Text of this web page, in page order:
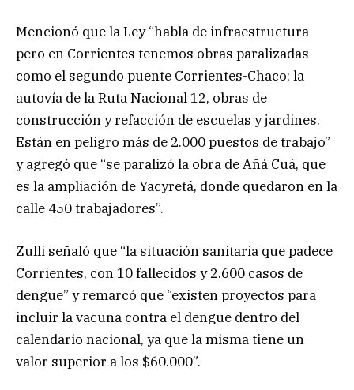
Mencionó que la Ley “habla de infraestructura
pero en Corrientes tenemos obras paralizadas
como el segundo puente Corrientes-Chaco; la
autovía de la Ruta Nacional 12, obras de
construcción y refacción de escuelas y jardines.
Están en peligro más de 2.000 puestos de trabajo”
y agregó que “se paralizó la obra de Añá Cuá, que
es la ampliación de Yacyretá, donde quedaron en la
calle 450 trabajadores”.
Zulli señaló que “la situación sanitaria que padece
Corrientes, con 10 fallecidos y 2.600 casos de
dengue” y remarcó que “existen proyectos para
incluir la vacuna contra el dengue dentro del
calendario nacional, ya que la misma tiene un
valor superior a los $60.000”.